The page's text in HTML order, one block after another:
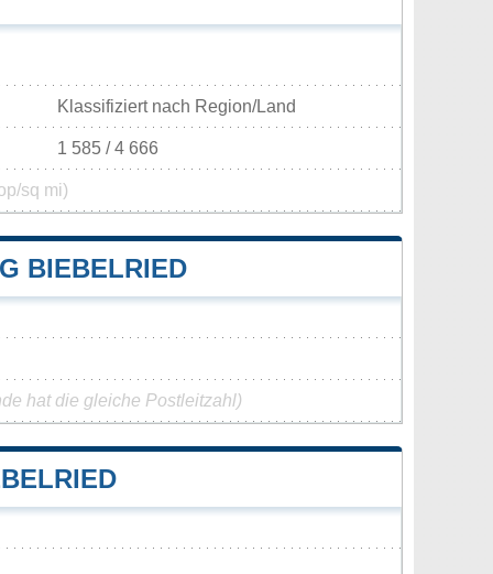
Klassifiziert nach Region/Land
1 585 / 4 666
sq mi)
BIEBELRIED
hat die gleiche Postleitzahl)